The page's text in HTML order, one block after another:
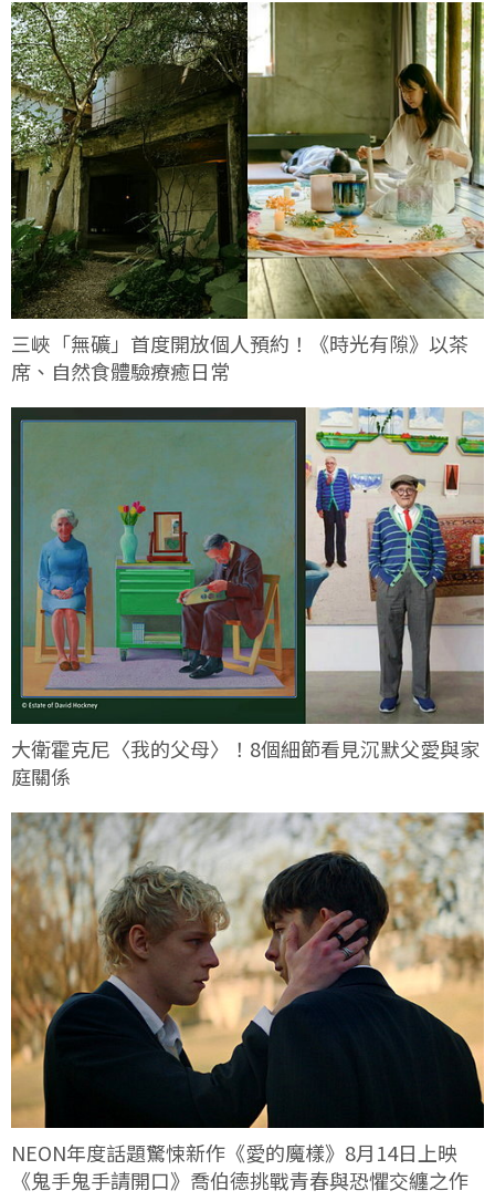
三峽「無礦」首度開放個人預約！《時光有隙》以茶
席、自然食體驗療癒日常
大衛霍克尼〈我的父母〉！8個細節看見沉默父愛與家
庭關係
NEON年度話題驚悚新作《愛的魔樣》8月14日上映
《鬼手鬼手請開口》喬伯德挑戰青春與恐懼交纏之作